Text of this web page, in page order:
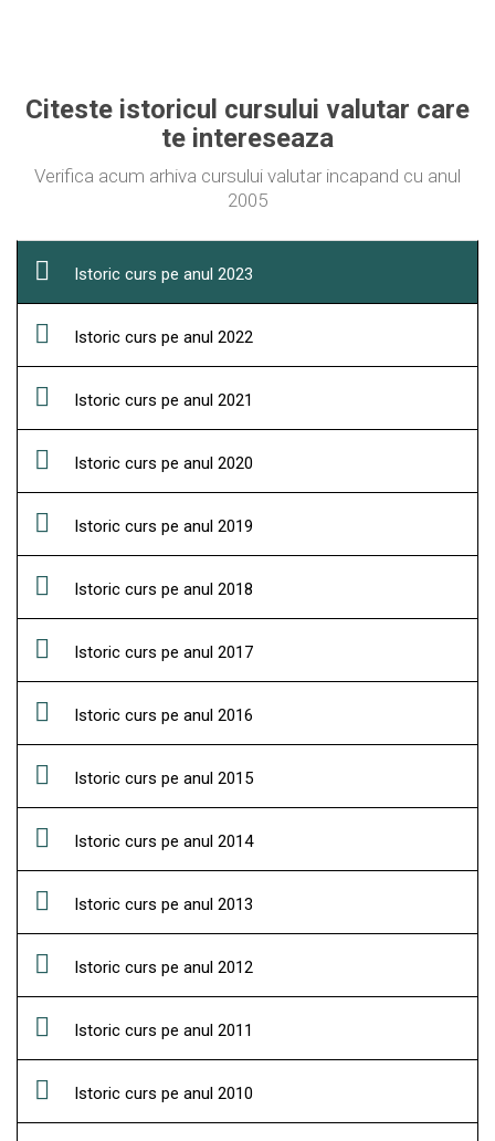
Citeste istoricul cursului valutar care
te intereseaza
Verifica acum arhiva cursului valutar incapand cu anul
2005
Istoric curs pe anul 2023
Istoric curs pe anul 2022
Istoric curs pe anul 2021
Istoric curs pe anul 2020
Istoric curs pe anul 2019
Istoric curs pe anul 2018
Istoric curs pe anul 2017
Istoric curs pe anul 2016
Istoric curs pe anul 2015
Istoric curs pe anul 2014
Istoric curs pe anul 2013
Istoric curs pe anul 2012
Istoric curs pe anul 2011
Istoric curs pe anul 2010